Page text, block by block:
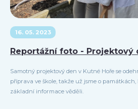
16. 05. 2023
Reportážní foto - Projektový
Samotný projektový den v Kutné Hoře se
příprava ve škole, takže už jsme o
základní informace věděli.